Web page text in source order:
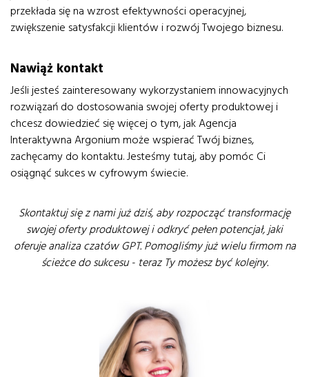
przekłada się na wzrost efektywności operacyjnej,
zwiększenie satysfakcji klientów i rozwój Twojego biznesu.
Nawiąż kontakt
Jeśli jesteś zainteresowany wykorzystaniem innowacyjnych
rozwiązań do dostosowania swojej oferty produktowej i
chcesz dowiedzieć się więcej o tym, jak Agencja
Interaktywna Argonium może wspierać Twój biznes,
zachęcamy do kontaktu. Jesteśmy tutaj, aby pomóc Ci
osiągnąć sukces w cyfrowym świecie.
Skontaktuj się z nami już dziś, aby rozpocząć transformację
swojej oferty produktowej i odkryć pełen potencjał, jaki
oferuje analiza czatów GPT. Pomogliśmy już wielu firmom na
ścieżce do sukcesu - teraz Ty możesz być kolejny.